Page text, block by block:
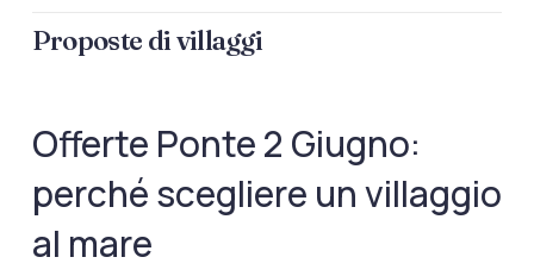
Proposte di villaggi
Offerte Ponte 2 Giugno:
perché scegliere un villaggio
al mare